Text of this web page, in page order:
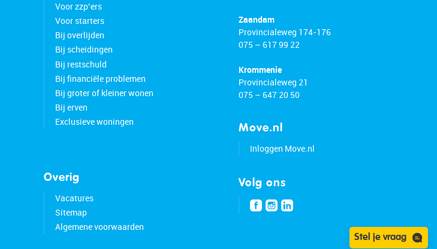
Voor zzp’ers
Voor starters
Bij overlijden
Bij scheidingen
Bij restschuld
Bij financiële problemen
Bij groter of kleiner wonen
Bij erven
Exclusieve woningen
Overig
Vacatures
Sitemap
Algemene voorwaarden
Zaandam
Provincialeweg 174-176
075 – 617 99 22
Krommenie
Provincialeweg 21
075 – 647 20 50
Move.nl
Inloggen Move.nl
Volg ons
Stel je vraag